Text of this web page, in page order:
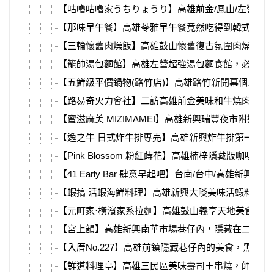
【咕嚕咕嚕家うちりょうり】高雄前金/鳳山/左營
【那味早午餐】高雄苓雅早午餐竟然吃得到韓式餐
【三輪懷舊肉燥飯】高雄鼓山懷舊復古氛圍肉燥飯
【籠帥湯包麵館】高雄左營超強湯包麵食館，必吃
【五鮮級平價鍋物(路竹店)】高雄路竹新開幕個人
【路易奇火力會社】二訪高雄前金美味和牛燒肉，
【蜜滋麻美 MIZIMAMEI】高雄新興瑞豐夜市附近
【逸之牛 日式炸牛排專売】高雄新興炸牛排第一品
【Pink Blossom 粉紅蒔花】高雄楠梓隱藏版咖啡餐
【41 Early Bar 肆意早起吧】台南/台中/高雄新興美
【蝦搞 活蝦海鮮料理】高雄新興大啖美味活蝦料理
【元町家·橫濱家系拉麵】高雄鼓山義享天地美食推
【宮上韻】高雄新興南華市場巷仔內，隱藏在二樓
【入厝No.227】高雄前鎮隱藏巷仔內的美食，黑咖
【鮮道料理亭】高雄三民區美味壽司＋串燒，師傅